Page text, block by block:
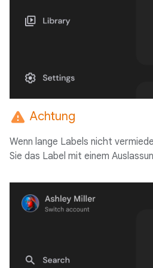
warning Achtung
Wenn lange Labels nicht
Sie das Label mit einem